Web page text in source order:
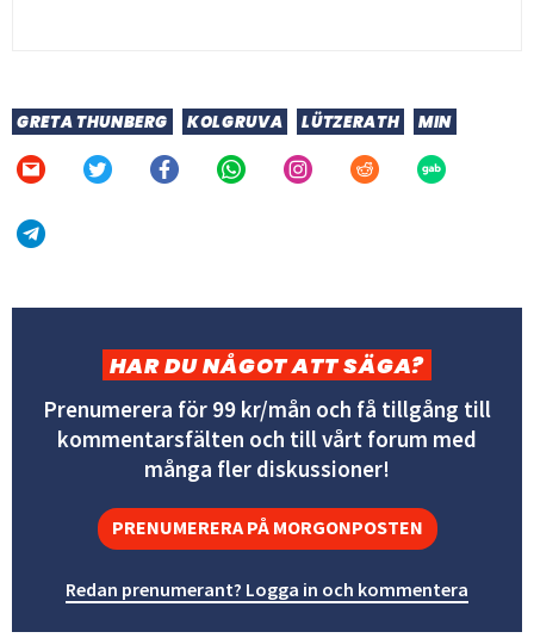
GRETA THUNBERG KOLGRUVA LÜTZERATH MIN
HAR DU NÅGOT ATT SÄGA?
Prenumerera för 99 kr/mån och få tillgång till
kommentarsfälten och till vårt forum med
många fler diskussioner!
PRENUMERERA PÅ MORGONPOSTEN
Redan prenumerant? Logga in och kommentera